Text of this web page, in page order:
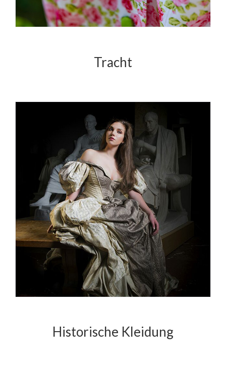
Tracht
Historische Kleidung